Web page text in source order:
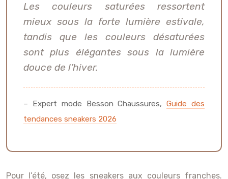
Les couleurs saturées ressortent
mieux sous la forte lumière estivale,
tandis que les couleurs désaturées
sont plus élégantes sous la lumière
douce de l’hiver.
– Expert mode Besson Chaussures,Guide des
tendances sneakers 2026
Pour l’été, osez les sneakers aux couleurs franches.